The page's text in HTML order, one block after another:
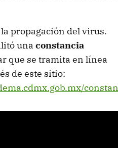
propagación del virus.
una constancia
que se tramita en línea
de este sitio: